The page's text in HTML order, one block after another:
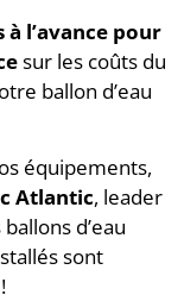
l’avance pour
sur les coûts du
ballon d’eau
équipements,
Atlantic, leader
d’eau
sont
!